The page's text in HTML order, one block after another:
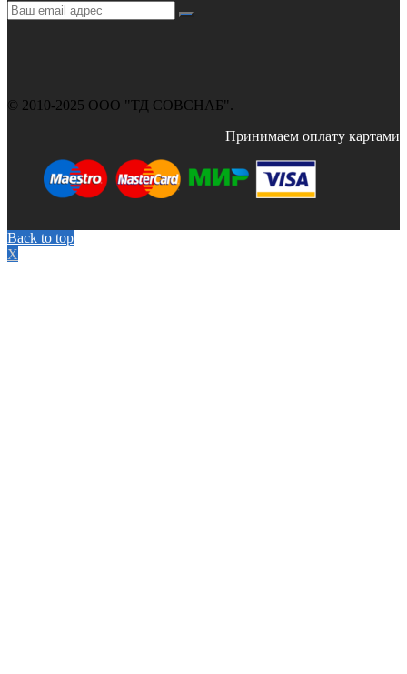
© 2010-2025 ООО "ТД СОВСНАБ".
Принимаем оплату картами
Back to top
X